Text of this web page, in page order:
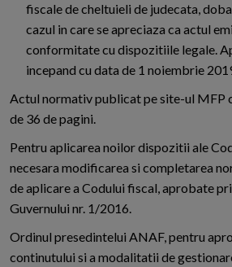
fiscale de cheltuieli de judecata,
cazul in care se apreciaza ca actul
conformitate cu dispozitiile legale.
incepand cu data de 1 noiembrie
Actul normativ publicat pe site-ul MFP
de 36 de pagini.
Pentru aplicarea noilor dispozitii ale
necesara modificarea si completarea
de aplicare a Codului fiscal, aprobate
Guvernului nr. 1/2016.
Ordinul presedintelui ANAF, pentru
continutului si a modalitatii de